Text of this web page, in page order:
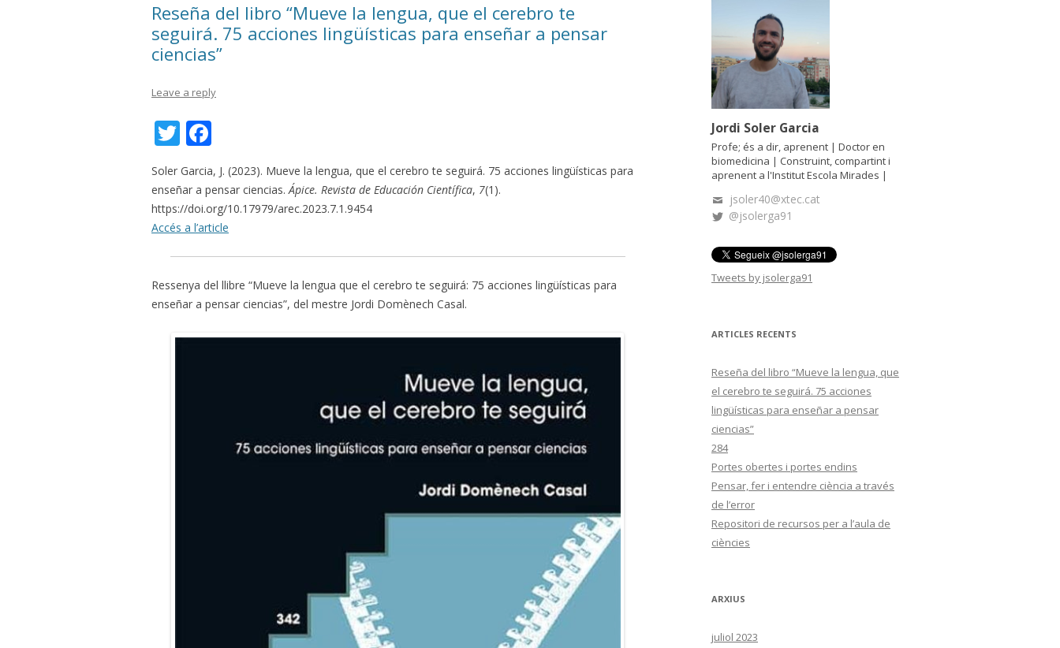
Reseña del libro “Mueve la lengua, que el cerebro te
seguirá. 75 acciones lingüísticas para enseñar a pensar
ciencias”
Leave a reply
T
w
itt
er
ac
e
b
o
o
k
Soler Garcia, J. (2023). Mueve la lengua, que el cerebro te seguirá. 75 acciones lingüísticas para
enseñar a pensar ciencias.Ápice. Revista de Educación Científica, 7(1).
https://doi.org/10.17979/arec.2023.7.1.9454
Accés a l’article
Ressenya del llibre “Mueve la lengua que el cerebro te seguirá: 75 acciones lingüísticas para
enseñar a pensar ciencias”, del mestre Jordi Domènech Casal.
Jordi Soler Garcia
Profe; és a dir, aprenent | Doctor en
biomedicina | Construint, compartint i
aprenent a l'Institut Escola Mirades |
jsoler40@xtec.cat
@jsolerga91
Tweets by jsolerga91
ARTICLES RECENTS
Reseña del libro “Mueve la lengua, que
el cerebro te seguirá. 75 acciones
lingüísticas para enseñar a pensar
ciencias”
284
Portes obertes i portes endins
Pensar, fer i entendre ciència a través
de l’error
Repositori de recursos per a l’aula de
ciències
ARXIUS
juliol 2023